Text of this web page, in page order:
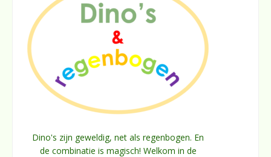
Dino's zijn geweldig, net als regenbogen. En
de combinatie is magisch! Welkom in de